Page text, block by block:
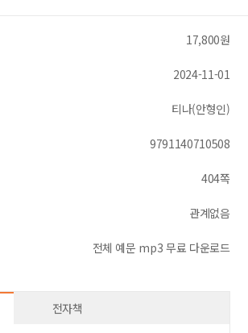
17,800원
2024-11-01
티나(안형인)
9791140710508
404쪽
관계없음
전체 예문 mp3 무료 다운로드
전자책